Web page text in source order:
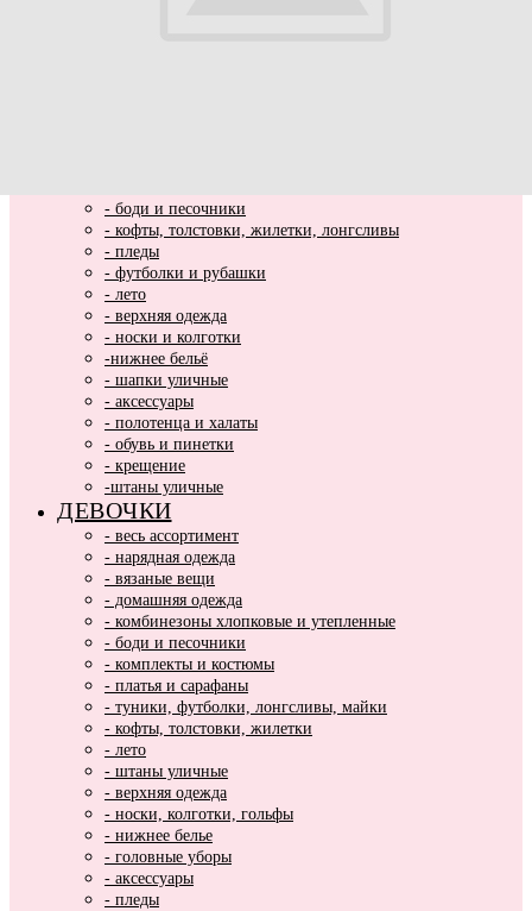
- боди и песочники
- кофты, толстовки, жилетки, лонгсливы
- пледы
- футболки и рубашки
- лето
- верхняя одежда
- носки и колготки
-нижнее бельё
- шапки уличные
- аксессуары
- полотенца и халаты
- обувь и пинетки
- крещение
-штаны уличные
ДЕВОЧКИ
- весь ассортимент
- нарядная одежда
- вязаные вещи
- домашняя одежда
- комбинезоны хлопковые и утепленные
- боди и песочники
- комплекты и костюмы
- платья и сарафаны
- туники, футболки, лонгсливы, майки
- кофты, толстовки, жилетки
- лето
- штаны уличные
- верхняя одежда
- носки, колготки, гольфы
- нижнее белье
- головные уборы
- аксессуары
- пледы